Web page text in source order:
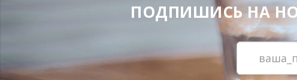
ПОДПИШИСЬ НА